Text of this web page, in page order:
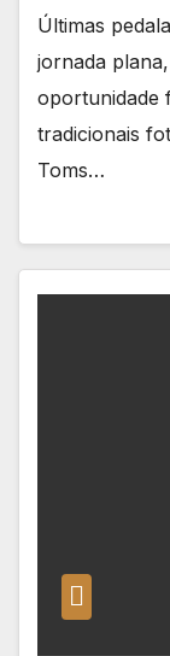
Últimas
jornada
oportunidade
tradicionais
Toms…